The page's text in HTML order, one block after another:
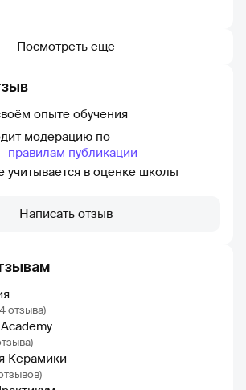
опыте обучения
модерацию по
правилам публикации
в оценке школы
Написать отзыв
отзыва)
Керамики
Посмотреть еще